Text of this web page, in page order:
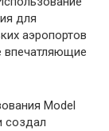
для
аэропортов
впечатляющие
Model
создал